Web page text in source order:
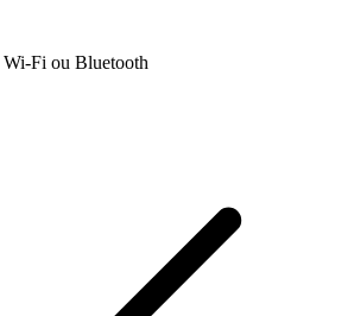
Wi-Fi ou Bluetooth